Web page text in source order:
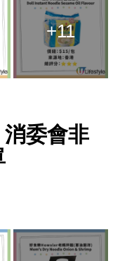
+11
委會非